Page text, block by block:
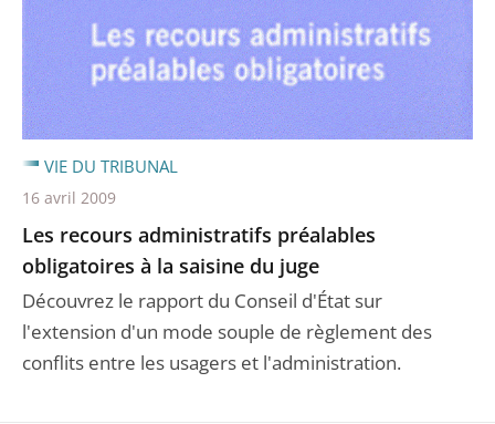
Les recours administratifs préalables
obligatoires à la saisine du juge
Découvrez le rapport du Conseil d'État sur
l'extension d'un mode souple de règlement des
conflits entre les usagers et l'administration.
VIE DU TRIBUNAL
16 avril 2009